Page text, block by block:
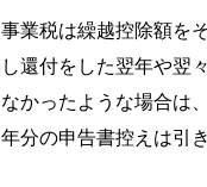
事業税は繰越控除額を
し還付をした翌年や翌
なかったような場合は
年分の申告書控えは引